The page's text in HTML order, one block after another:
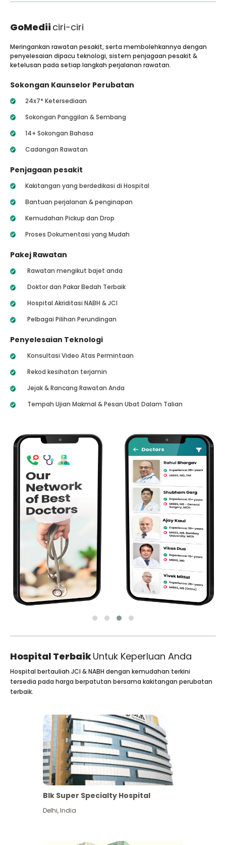
GoMedii ciri-ciri
Meringankan rawatan pesakit, serta membolehkannya dengan
penyelesaian dipacu teknologi, sistem penjagaan pesakit &
ketelusan pada setiap langkah perjalanan rawatan.
Sokongan Kaunselor Perubatan
24x7* Ketersediaan
Sokongan Panggilan & Sembang
14+ Sokongan Bahasa
Cadangan Rawatan
Penjagaan pesakit
Kakitangan yang berdedikasi di Hospital
Bantuan perjalanan & penginapan
Kemudahan Pickup dan Drop
Proses Dokumentasi yang Mudah
Pakej Rawatan
Rawatan mengikut bajet anda
Doktor dan Pakar Bedah Terbaik
Hospital Akriditasi NABH & JCI
Pelbagai Pilihan Perundingan
Penyelesaian Teknologi
Konsultasi Video Atas Permintaan
Rekod kesihatan terjamin
Jejak & Rancang Rawatan Anda
Tempah Ujian Makmal & Pesan Ubat Dalam Talian
Hospital TerbaikUntuk Keperluan Anda
Hospital bertauliah JCI & NABH dengan kemudahan terkini
tersedia pada harga berpatutan bersama kakitangan perubatan
terbaik.
Blk Super Specialty Hospital
Delhi,India